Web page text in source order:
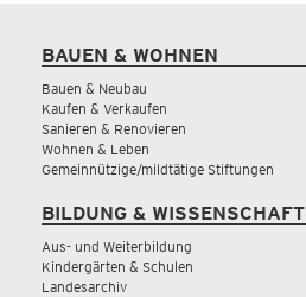
BAUEN & WOHNEN
Bauen & Neubau
Kaufen & Verkaufen
Sanieren & Renovieren
Wohnen & Leben
Gemeinnützige/mildtätige Stiftungen
BILDUNG & WISSENSCHAFT
Aus- und Weiterbildung
Kindergärten & Schulen
Landesarchiv